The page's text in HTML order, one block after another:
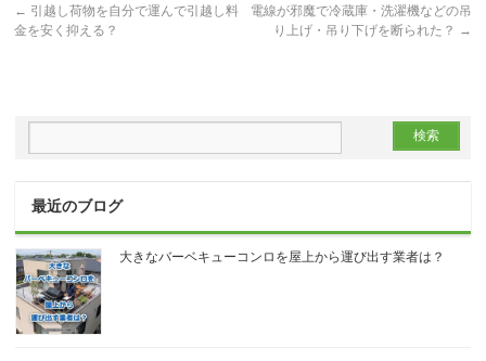
← 引越し荷物を自分で運んで引越し料
金を安く抑える？
電線が邪魔で冷蔵庫・洗濯機などの吊
り上げ・吊り下げを断られた？ →
最近のブログ
大きなバーベキューコンロを屋上から運び出す業者は？